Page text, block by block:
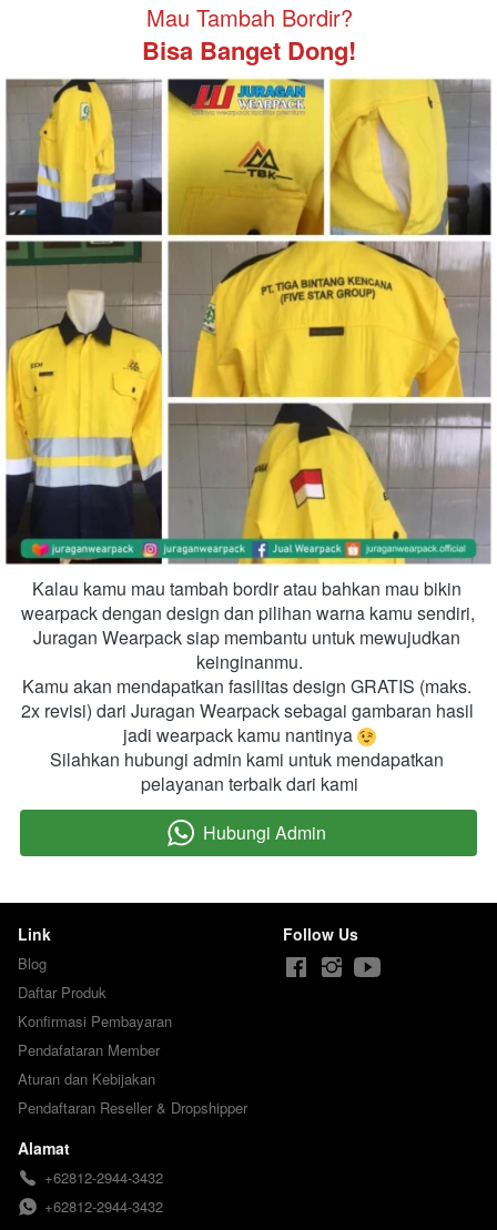
Mau Tambah Bordir?
Bisa Banget Dong!
Kalau kamu mau tambah bordir atau bahkan mau bikin
wearpack dengan design dan pilihan warna kamu sendiri,
Juragan Wearpack siap membantu untuk mewujudkan
keinginanmu.
Kamu akan mendapatkan fasilitas design GRATIS (maks.
2x revisi) dari Juragan Wearpack sebagai gambaran hasil
jadi wearpack kamu nantinya
Silahkan hubungi admin kami untuk mendapatkan
pelayanan terbaik dari kami
` Hubungi Admin
Link
Blog
Daftar Produk
Konfirmasi Pembayaran
Pendafataran Member
Aturan dan Kebijakan
Pendaftaran Reseller & Dropshipper
Follow Us
Alamat
+62812-2944-3432
+62812-2944-3432